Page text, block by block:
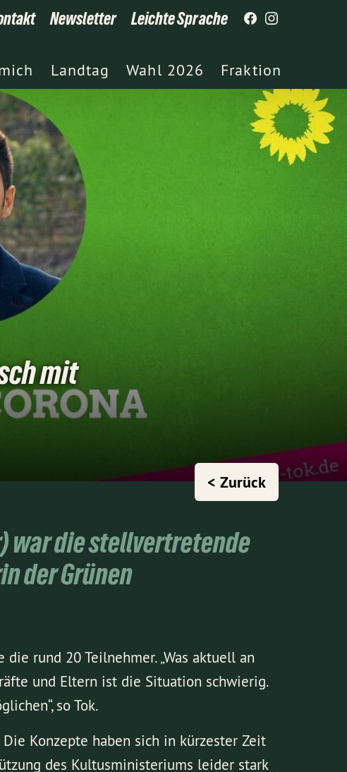
Newsletter Leichte Sprache
Landtag Wahl 2026 Fraktion
mit
< Zurück
war die stellvertretende
der Grünen
rund 20 Teilnehmer. „Was aktuell an
und Eltern ist die Situation schwierig.
so Tok.
Konzepte haben sich in kürzester Zeit
des Kultusministeriums leider stark